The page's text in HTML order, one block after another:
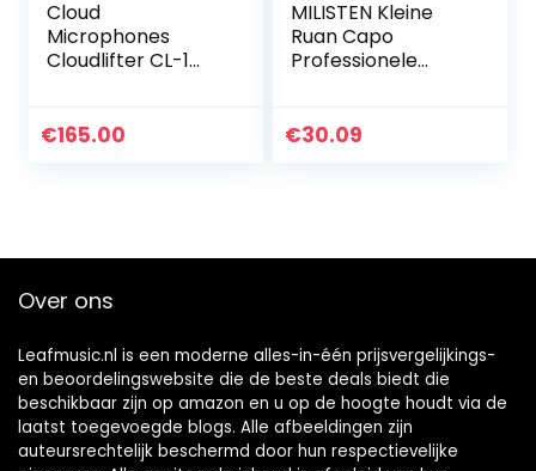
Cloud
Microphones
Cloudlifter CL-1
€165.00
MILISTEN Kleine
Ruan Capo
Professionele
Trigger Capo For A
€30.09
Over ons
Leafmusic.nl is een moderne alles-in-één prijsvergelijkings-
en beoordelingswebsite die de beste deals biedt die
beschikbaar zijn op amazon en u op de hoogte houdt via de
laatst toegevoegde blogs. Alle afbeeldingen zijn
auteursrechtelijk beschermd door hun respectievelijke